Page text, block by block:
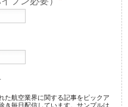
た航空業界に関する記事をピックア
き毎日配信しています。サンプルは